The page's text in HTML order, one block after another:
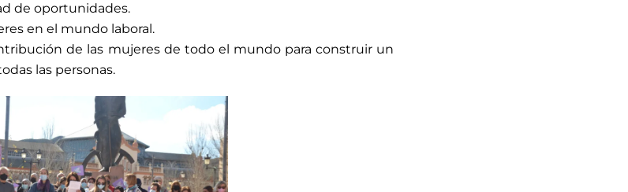
de oportunidades.
en el mundo laboral.
de las mujeres de todo el mundo para construir un
las personas.